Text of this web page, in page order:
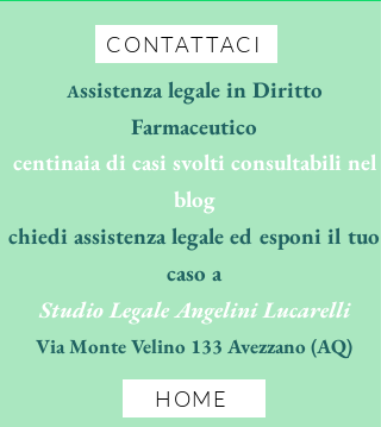
CONTATTACI
Assistenza legale in Diritto
Farmaceutico
centinaia di casi svolti consultabili nel
blog
chiedi assistenza legale ed esponi il tuo
caso a
Studio Legale Angelini Lucarelli
Via Monte Velino 133 Avezzano (AQ)
HOME